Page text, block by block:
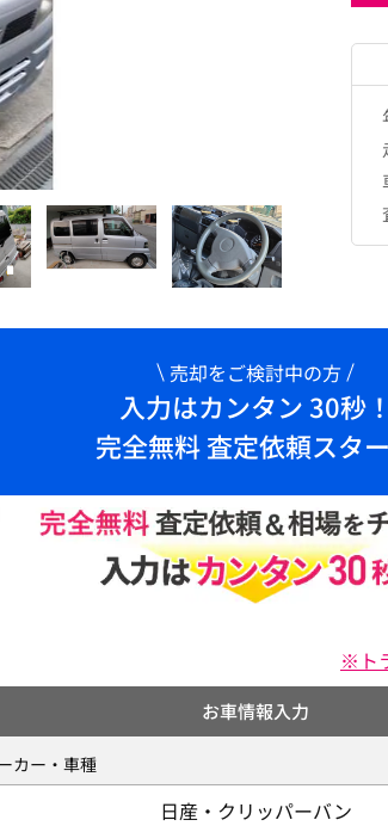
売却をご検討中の方
入力はカンタン 30秒！
完全無料 査定依頼スタ
※ト
お車情報入力
カー・車種
日産・クリッパーバン